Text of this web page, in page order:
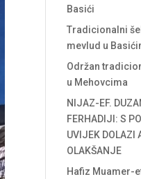
Basići
Tradicionalni
mevlud u
Održan
u Mehovcima
NIJAZ-EF.
FERHADIJI: S
UVIJEK DOLAZI
OLAKŠANJE
Hafiz Muamer-